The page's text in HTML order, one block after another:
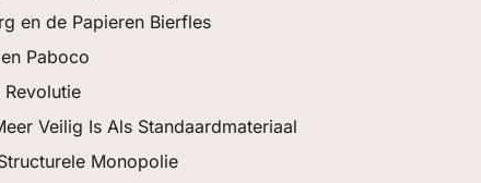
en de Papieren Bierfles
Paboco
Veilig Is Als Standaardmateriaal
Monopolie